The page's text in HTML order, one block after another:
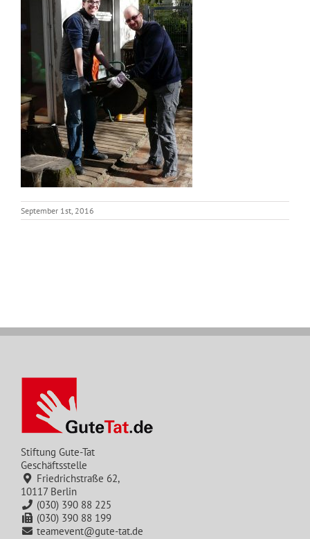
September 1st, 2016
Stiftung Gute-Tat
Geschäftsstelle
Friedrichstraße 62,
10117 Berlin
(030) 390 88 225
(030) 390 88 199
teamevent@gute-tat.de